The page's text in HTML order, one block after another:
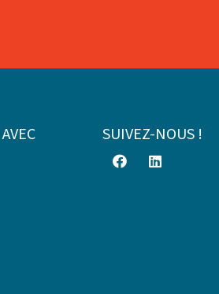
SUIVEZ-NOUS !